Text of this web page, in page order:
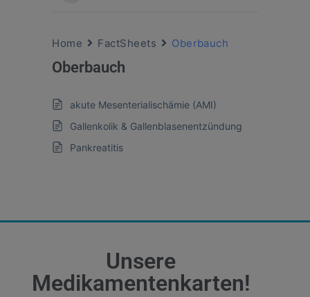
Home FactSheets Oberbauch
Oberbauch
akute Mesenterialischämie (AMI)
Gallenkolik & Gallenblasenentzündung
Pankreatitis
Unsere
Medikamentenkarten!